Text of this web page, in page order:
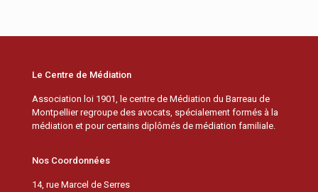
Le Centre de Médiation
Association loi 1901, le centre de Médiation du Barreau de
Montpellier regroupe des avocats, spécialement formés à la
médiation et pour certains diplômés de médiation familiale.
Nos Coordonnées
14, rue Marcel de Serres